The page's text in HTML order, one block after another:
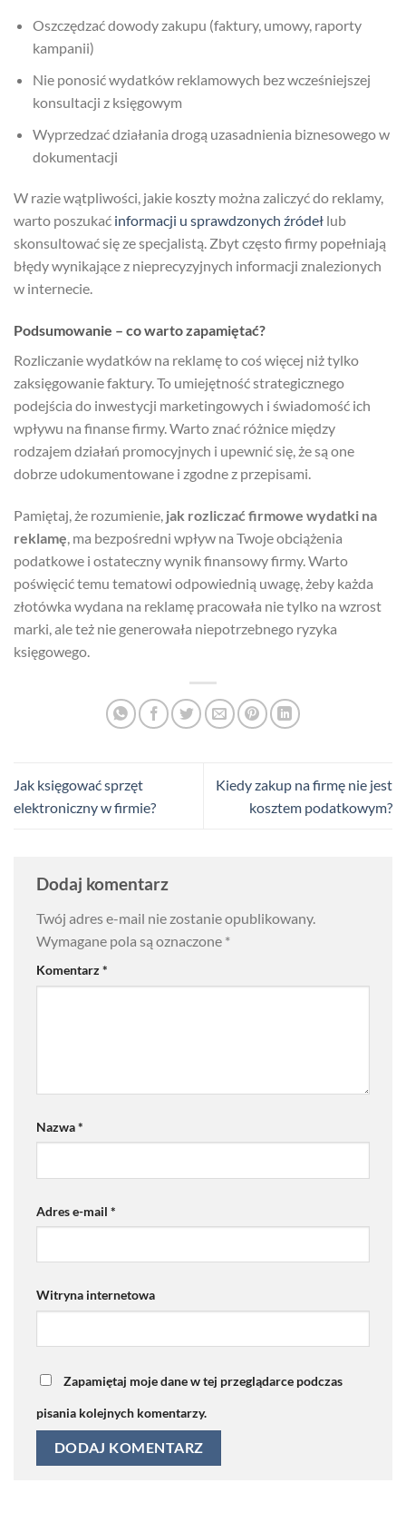
Oszczędzać dowody zakupu (faktury, umowy, raporty
kampanii)
Nie ponosić wydatków reklamowych bez wcześniejszej
konsultacji z księgowym
Wyprzedzać działania drogą uzasadnienia biznesowego w
dokumentacji
W razie wątpliwości, jakie koszty można zaliczyć do reklamy,
warto poszukać informacji u sprawdzonych źródeł lub
skonsultować się ze specjalistą. Zbyt często firmy popełniają
błędy wynikające z nieprecyzyjnych informacji znalezionych
w internecie.
Podsumowanie – co warto zapamiętać?
Rozliczanie wydatków na reklamę to coś więcej niż tylko
zaksięgowanie faktury. To umiejętność strategicznego
podejścia do inwestycji marketingowych i świadomość ich
wpływu na finanse firmy. Warto znać różnice między
rodzajem działań promocyjnych i upewnić się, że są one
dobrze udokumentowane i zgodne z przepisami.
Pamiętaj, że rozumienie, jak rozliczać firmowe wydatki na
reklamę, ma bezpośredni wpływ na Twoje obciążenia
podatkowe i ostateczny wynik finansowy firmy. Warto
poświęcić temu tematowi odpowiednią uwagę, żeby każda
złotówka wydana na reklamę pracowała nie tylko na wzrost
marki, ale też nie generowała niepotrzebnego ryzyka
księgowego.
Jak księgować sprzęt
elektroniczny w firmie?
Kiedy zakup na firmę nie jest
kosztem podatkowym?
Dodaj komentarz
Twój adres e-mail nie zostanie opublikowany.
Wymagane pola są oznaczone *
Komentarz*
Nazwa*
Adres e-mail *
Witryna internetowa
Zapamiętaj moje dane w tej przeglądarce podczas
pisania kolejnych komentarzy.